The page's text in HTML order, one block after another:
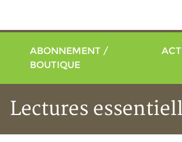
ABONNEMENT /
BOUTIQUE
Lectures